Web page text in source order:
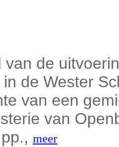
van de
de Wester
van een
van
meer